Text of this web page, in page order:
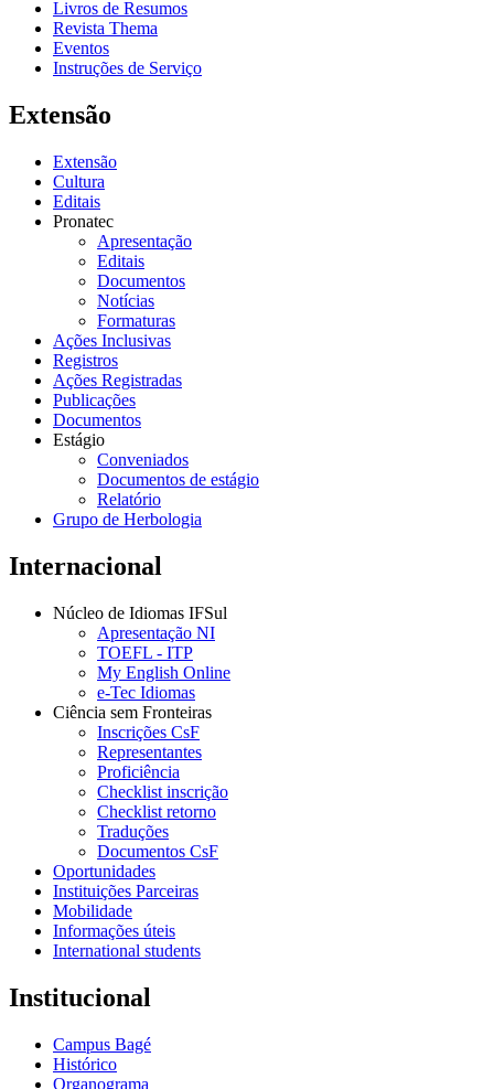
Livros de Resumos
Revista Thema
Eventos
Instruções de Serviço
Extensão
Extensão
Cultura
Editais
Pronatec
Apresentação
Editais
Documentos
Notícias
Formaturas
Ações Inclusivas
Registros
Ações Registradas
Publicações
Documentos
Estágio
Conveniados
Documentos de estágio
Relatório
Grupo de Herbologia
Internacional
Núcleo de Idiomas IFSul
Apresentação NI
TOEFL - ITP
My English Online
e-Tec Idiomas
Ciência sem Fronteiras
Inscrições CsF
Representantes
Proficiência
Checklist inscrição
Checklist retorno
Traduções
Documentos CsF
Oportunidades
Instituições Parceiras
Mobilidade
Informações úteis
International students
Institucional
Campus Bagé
Histórico
Organograma